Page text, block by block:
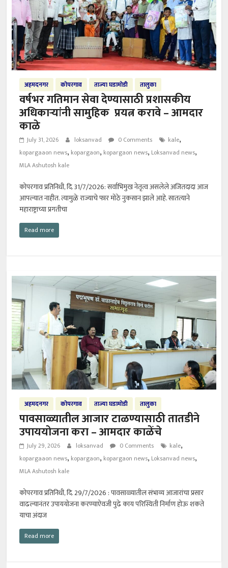
अहमदनगर कोपरगाव ताज्या घडामोडी तालुका
वर्षभर गतिमान सेवा देण्यासाठी प्रशासकीय
अधिकाऱ्यांनी सामुहिक प्रयत्न करावे – आमदार
काळे
July 31, 2026 loksanvad 0 Comments kale,
kopargaaon news, kopargaon, kopargaon news, Loksanvad news,
MLA Ashutosh kale
कोपरगाव प्रतिनिधी, दि. 31/7/2026: सर्वाभिमुख नेतृत्व असलेले अजितदादा आज
आपल्यात नाहीत. त्यामुळे राज्याचे फार मोठे नुकसान झाले आहे. सातत्याने
महाराष्ट्राच्या प्रगतीचा
Read more
अहमदनगर कोपरगाव ताज्या घडामोडी तालुका
पावसाळ्यातील आजार टाळण्यासाठी तातडीने
उपाययोजना करा – आमदार काळेंचे
July 29, 2026 loksanvad 0 Comments kale,
kopargaaon news, kopargaon, kopargaon news, Loksanvad news,
MLA Ashutosh kale
कोपरगाव प्रतिनिधी, दि. 29/7/2026 : पावसाळ्यातील संभाव्य आजारांचा प्रसार
वाढल्यानंतर उपाययोजना करण्याऐवजी पुढे काय परिस्थिती निर्माण होऊ शकते
याचा अंदाज
Read more